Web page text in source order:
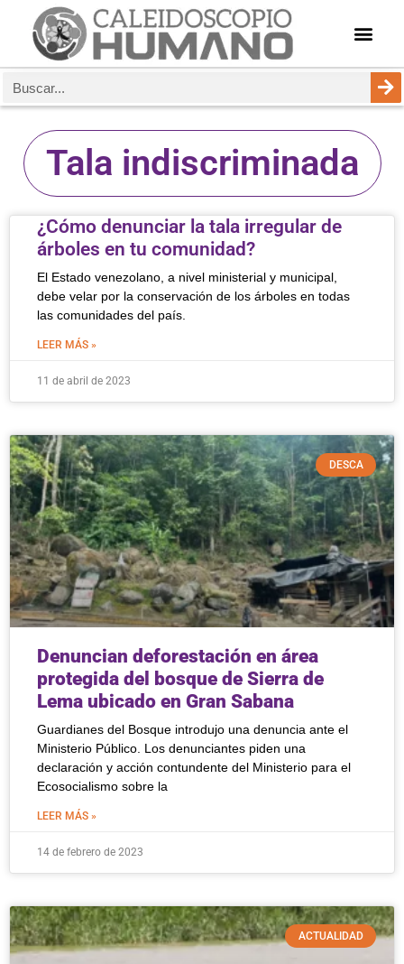
Tala indiscriminada
¿Cómo denunciar la tala irregular de
árboles en tu comunidad?
El Estado venezolano, a nivel ministerial y municipal,
debe velar por la conservación de los árboles en todas
las comunidades del país.
LEER MÁS »
11 de abril de 2023
DESCA
Denuncian deforestación en área
protegida del bosque de Sierra de
Lema ubicado en Gran Sabana
Guardianes del Bosque introdujo una denuncia ante el
Ministerio Público. Los denunciantes piden una
declaración y acción contundente del Ministerio para el
Ecosocialismo sobre la
LEER MÁS »
14 de febrero de 2023
ACTUALIDAD